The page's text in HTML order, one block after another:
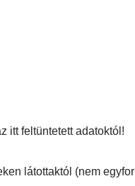
itt feltüntetett adatoktól!
látottaktól (nem